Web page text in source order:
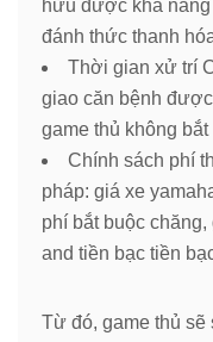
hữu được khả
đánh thức thanh
Thời gian xử trí
giao căn bệnh
game thủ không
Chính sách phí
pháp: giá xe
phí bắt buộc
and tiền bạc tiền
Từ đó, game thủ